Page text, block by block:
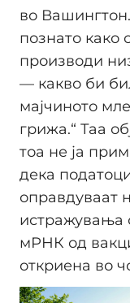
во
познато како
производи
— какво би
мајчиното
грижа.“ Таа
тоа не ја
дека
оправдуваат
истражувања
мРНК од
откриена во